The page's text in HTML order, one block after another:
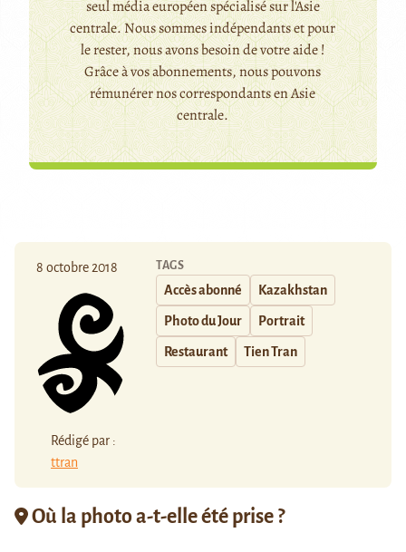
seul média européen spécialisé sur l'Asie
centrale. Nous sommes indépendants et pour
le rester, nous avons besoin de votre aide !
Grâce à vos abonnements, nous pouvons
rémunérer nos correspondants en Asie
centrale.
8 octobre 2018
Rédigé par :
ttran
TAGS
Accès abonné Kazakhstan
Photo du Jour Portrait
Restaurant Tien Tran
Où la photo a-t-elle été prise ?